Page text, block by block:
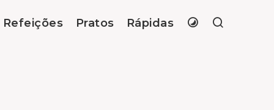
Refeições Pratos Rápidas